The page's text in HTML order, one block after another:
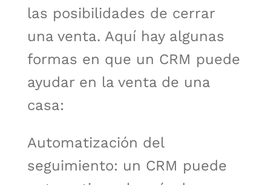
las posibilidades de cerrar
una venta. Aquí hay algunas
formas en que un CRM puede
ayudar en la venta de una
casa:
Automatización del
seguimiento: un CRM puede